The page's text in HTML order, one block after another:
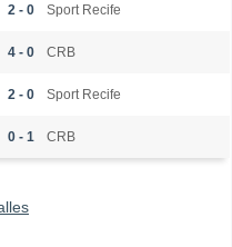
2 - 0 Sport Recife
4 - 0 CRB
2 - 0 Sport Recife
0 - 1 CRB